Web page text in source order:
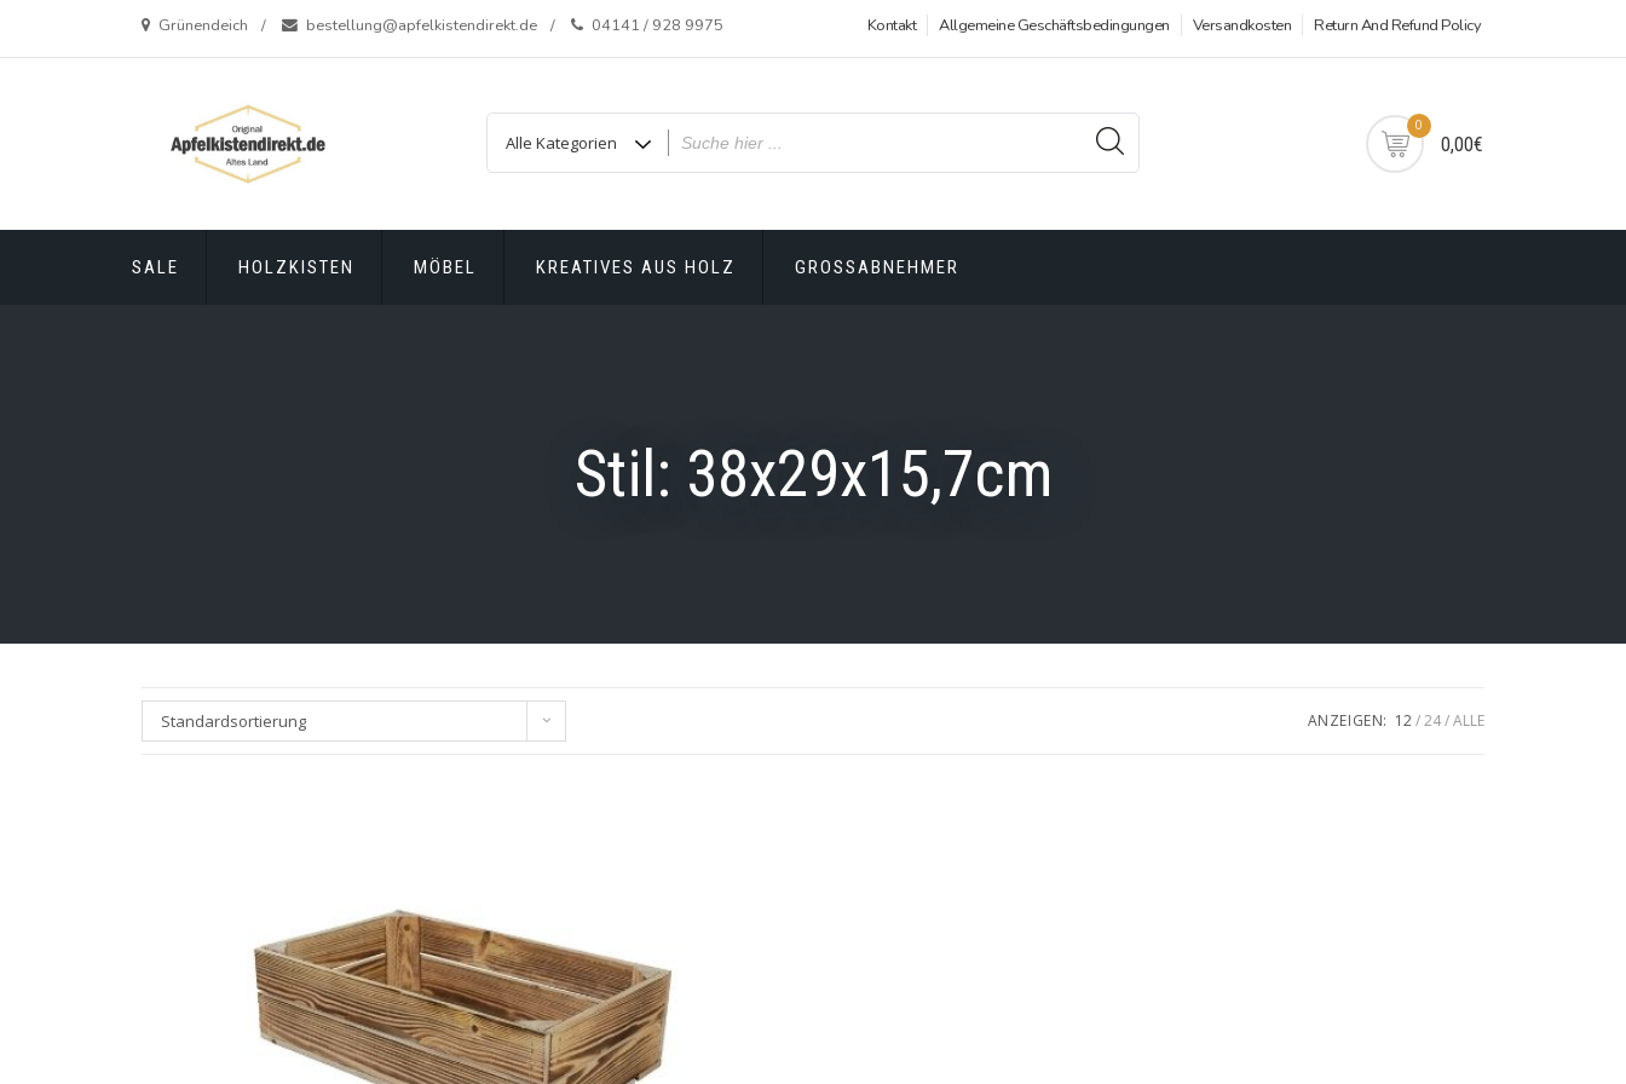
Grünendeich bestellung@apfelkistendirekt.de 04141 / 928 9975 Kontakt Allgemeine Geschäftsbedingungen Versandkosten Return And Refund Policy
0
0,00€
SALE HOLZKISTEN MÖBEL KREATIVES AUS HOLZ GROSSABNEHMER
Stil: 38x29x15,7cm
Standardsortierung ANZEIGEN: 12 24 ALLE